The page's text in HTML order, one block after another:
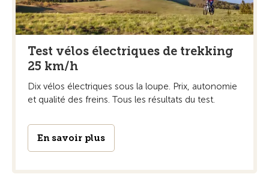
Test vélos électriques de trekking
25 km/h
Dix vélos électriques sous la loupe. Prix, autonomie
et qualité des freins. Tous les résultats du test.
En savoir plus